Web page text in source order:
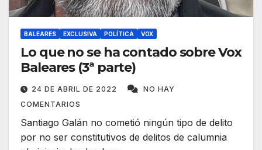
BALEARES EXCLUSIVA POLÍTICA VOX
Lo que no se ha contado sobre Vox
Baleares (3ª parte)
24 DE ABRIL DE 2022
NO HAY
COMENTARIOS
Santiago Galán no cometió ningún tipo de delito
por no ser constitutivos de delitos de calumnia